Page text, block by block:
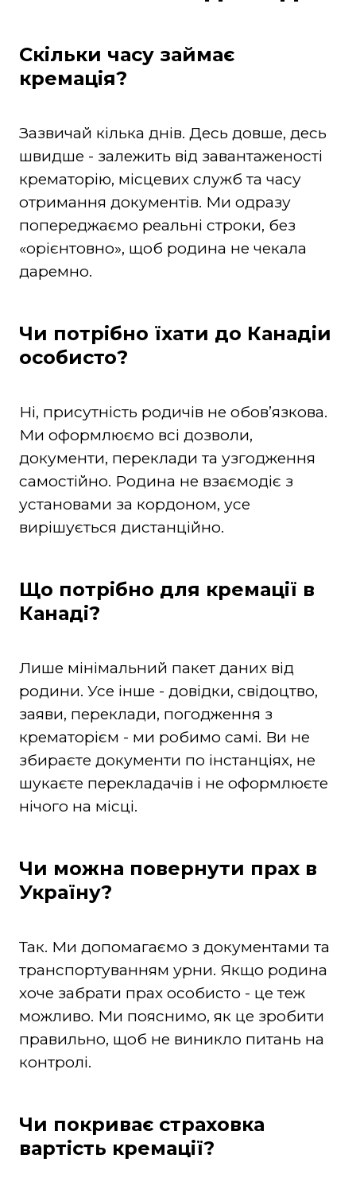
Скільки часу займає
кремація?
Зазвичай кілька днів. Десь довше, десь
швидше - залежить від завантаженості
крематорію, місцевих служб та часу
отримання документів. Ми одразу
попереджаємо реальні строки, без
«орієнтовно», щоб родина не чекала
даремно.
Чи потрібно їхати до Канадіи
особисто?
Ні, присутність родичів не обовʼязкова.
Ми оформлюємо всі дозволи,
документи, переклади та узгодження
самостійно. Родина не взаємодіє з
установами за кордоном, усе
вирішується дистанційно.
Що потрібно для кремації в
Канаді?
Лише мінімальний пакет даних від
родини. Усе інше - довідки, свідоцтво,
заяви, переклади, погодження з
крематорієм - ми робимо самі. Ви не
збираєте документи по інстанціях, не
шукаєте перекладачів і не оформлюєте
нічого на місці.
Чи можна повернути прах в
Україну?
Так. Ми допомагаємо з документами та
транспортуванням урни. Якщо родина
хоче забрати прах особисто - це теж
можливо. Ми пояснимо, як це зробити
правильно, щоб не виникло питань на
контролі.
Чи покриває страховка
вартість кремації?